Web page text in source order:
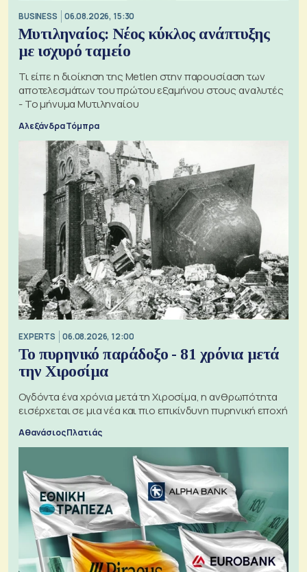
BUSINESS 06.08.2026, 15:30
Μυτιληναίος: Νέος κύκλος ανάπτυξης
με ισχυρό ταμείο
Τι είπε η διοίκηση της Metlen στην παρουσίαση των
αποτελεσμάτων του πρώτου εξαμήνου στους αναλυτές
- Το μήνυμα Μυτιληναίου
Αλεξάνδρα Τόμπρα
EXPERTS 06.08.2026, 12:00
Το πυρηνικό παράδοξο - 81 χρόνια μετά
την Χιροσίμα
Ογδόντα ένα χρόνια μετά τη Χιροσίμα, η ανθρωπότητα
εισέρχεται σε μια νέα και πιο επικίνδυνη πυρηνική εποχή
Αθανάσιος Πλατιάς